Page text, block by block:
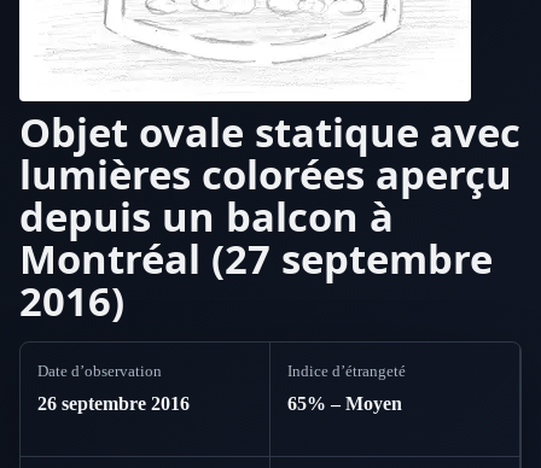
Objet ovale statique avec
lumières colorées aperçu
depuis un balcon à
Montréal (27 septembre
2016)
Date d’observation
26 septembre 2016
Indice d’étrangeté
65% – Moyen